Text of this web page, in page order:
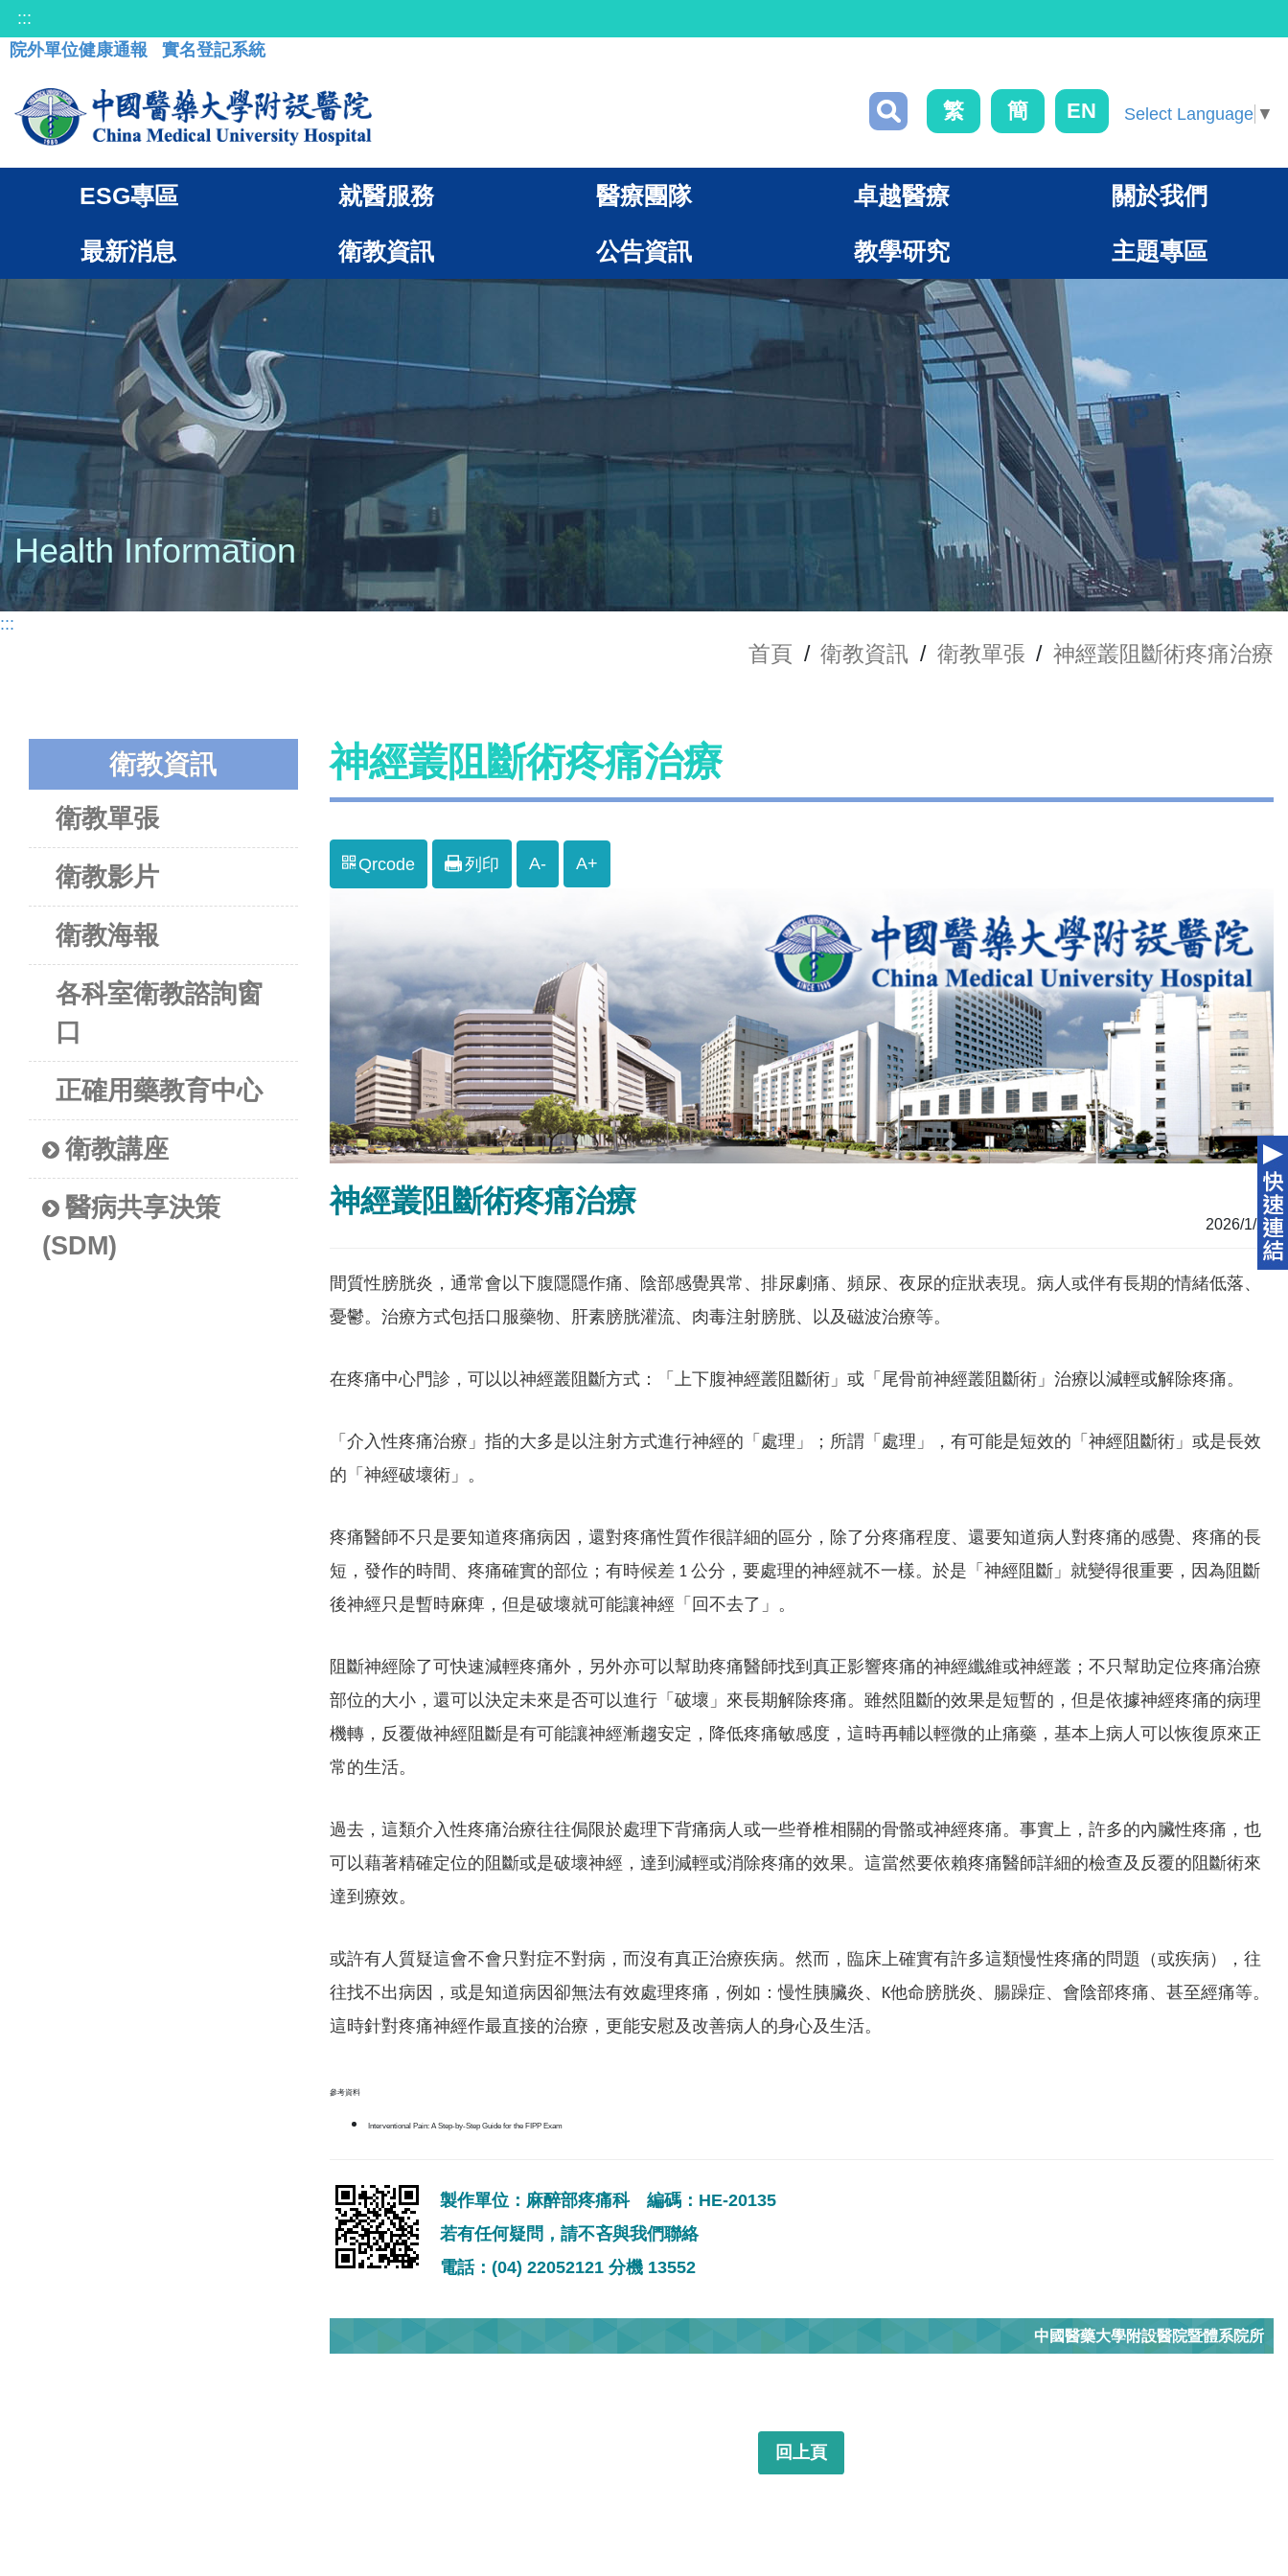
:::
院外單位健康通報
實名登記系統
繁 簡 EN Select Language ▼
ESG專區 就醫服務 醫療團隊 卓越醫療 關於我們
最新消息 衛教資訊 公告資訊 教學研究 主題專區
Health Information
:::
首頁 / 衛教資訊 / 衛教單張 / 神經叢阻斷術疼痛治療
衛教資訊
衛教單張
衛教影片
衛教海報
各科室衛教諮詢窗
口
正確用藥教育中心
衛教講座
醫病共享決策
(SDM)
神經叢阻斷術疼痛治療
Qrcode 列印 A- A+
神經叢阻斷術疼痛治療
2026/1/28
間質性膀胱炎，通常會以下腹隱隱作痛、陰部感覺異常、排尿劇痛、頻尿、夜尿的症狀表現。病人或伴有長期的情緒低落、
憂鬱。治療方式包括口服藥物、肝素膀胱灌流、肉毒注射膀胱、以及磁波治療等。
在疼痛中心門診，可以以神經叢阻斷方式：「上下腹神經叢阻斷術」或「尾骨前神經叢阻斷術」治療以減輕或解除疼痛。
「介入性疼痛治療」指的大多是以注射方式進行神經的「處理」；所謂「處理」，有可能是短效的「神經阻斷術」或是長效
的「神經破壞術」。
疼痛醫師不只是要知道疼痛病因，還對疼痛性質作很詳細的區分，除了分疼痛程度、還要知道病人對疼痛的感覺、疼痛的長
短，發作的時間、疼痛確實的部位；有時候差 1 公分，要處理的神經就不一樣。於是「神經阻斷」就變得很重要，因為阻斷
後神經只是暫時麻痺，但是破壞就可能讓神經「回不去了」。
阻斷神經除了可快速減輕疼痛外，另外亦可以幫助疼痛醫師找到真正影響疼痛的神經纖維或神經叢；不只幫助定位疼痛治療
部位的大小，還可以決定未來是否可以進行「破壞」來長期解除疼痛。雖然阻斷的效果是短暫的，但是依據神經疼痛的病理
機轉，反覆做神經阻斷是有可能讓神經漸趨安定，降低疼痛敏感度，這時再輔以輕微的止痛藥，基本上病人可以恢復原來正
常的生活。
過去，這類介入性疼痛治療往往侷限於處理下背痛病人或一些脊椎相關的骨骼或神經疼痛。事實上，許多的內臟性疼痛，也
可以藉著精確定位的阻斷或是破壞神經，達到減輕或消除疼痛的效果。這當然要依賴疼痛醫師詳細的檢查及反覆的阻斷術來
達到療效。
或許有人質疑這會不會只對症不對病，而沒有真正治療疾病。然而，臨床上確實有許多這類慢性疼痛的問題（或疾病），往
往找不出病因，或是知道病因卻無法有效處理疼痛，例如：慢性胰臟炎、K他命膀胱炎、腸躁症、會陰部疼痛、甚至經痛等。
這時針對疼痛神經作最直接的治療，更能安慰及改善病人的身心及生活。
參考資料
Interventional Pain: A Step-by-Step Guide for the FIPP Exam
製作單位：麻醉部疼痛科 編碼：HE-20135
若有任何疑問，請不吝與我們聯絡
電話：(04) 22052121 分機 13552
中國醫藥大學附設醫院暨體系院所
回上頁